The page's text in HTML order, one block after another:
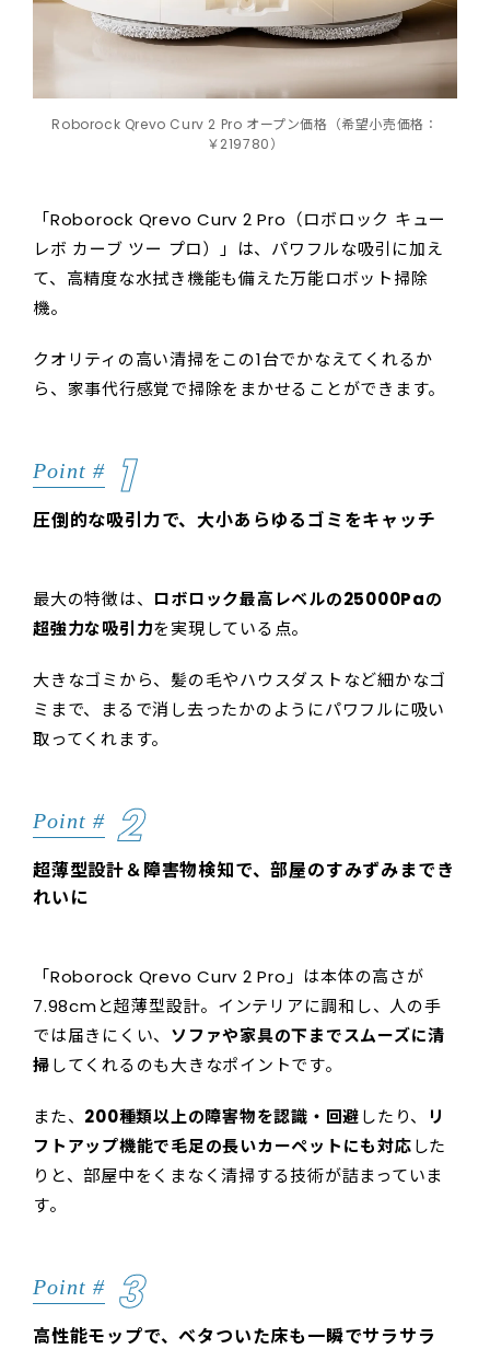
Roborock Qrevo Curv 2 Pro オープン価格（希望小売価格：
￥219780）
「Roborock Qrevo Curv 2 Pro（ロボロック キュー
レボ カーブ ツー プロ）」は、パワフルな吸引に加え
て、高精度な水拭き機能も備えた万能ロボット掃除
機。
クオリティの高い清掃をこの1台でかなえてくれるか
ら、家事代行感覚で掃除をまかせることができます。
Point # 1
圧倒的な吸引力で、大小あらゆるゴミをキャッチ
最大の特徴は、 ロボロック最高レベルの25000Paの
超強力な吸引力を実現している点。
大きなゴミから、髪の毛やハウスダストなど細かなゴ
ミまで、まるで消し去ったかのようにパワフルに吸い
取ってくれます。
Point # 2
超薄型設計＆障害物検知で、部屋のすみずみまでき
れいに
「Roborock Qrevo Curv 2 Pro」は本体の高さが
7.98cmと超薄型設計。インテリアに調和し、人の手
では届きにくい、 ソファや家具の下までスムーズに清
掃してくれるのも大きなポイントです。
また、 200種類以上の障害物を認識・回避したり、
リ
フトアップ機能で毛足の長いカーペットにも対応した
りと、部屋中をくまなく清掃する技術が詰まっていま
す。
Point # 3
高性能モップで、ベタついた床も一瞬でサラサラ